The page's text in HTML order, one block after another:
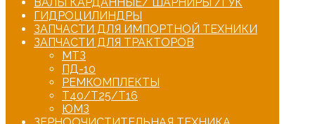
ГИДРОЦИЛИНДРЫ
ЗАПЧАСТИ ДЛЯ ИМПОРТНОЙ ТЕХНИКИ
ЗАПЧАСТИ ДЛЯ ТРАКТОРОВ
МТЗ
ПД-10
РЕМКОМПЛЕКТЫ
Т40/Т25/Т16
ЮМЗ